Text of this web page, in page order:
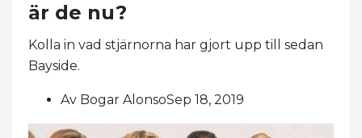
är de nu?
Kolla in vad stjärnorna har gjort upp till sedan
Bayside.
Av Bogar AlonsoSep 18, 2019